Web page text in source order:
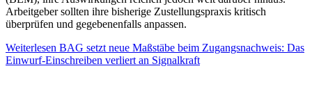
Arbeitgeber sollten ihre bisherige Zustellungspraxis kritisch
überprüfen und gegebenenfalls anpassen.
Weiterlesen BAG setzt neue Maßstäbe beim Zugangsnachweis: Das
Einwurf-Einschreiben verliert an Signalkraft